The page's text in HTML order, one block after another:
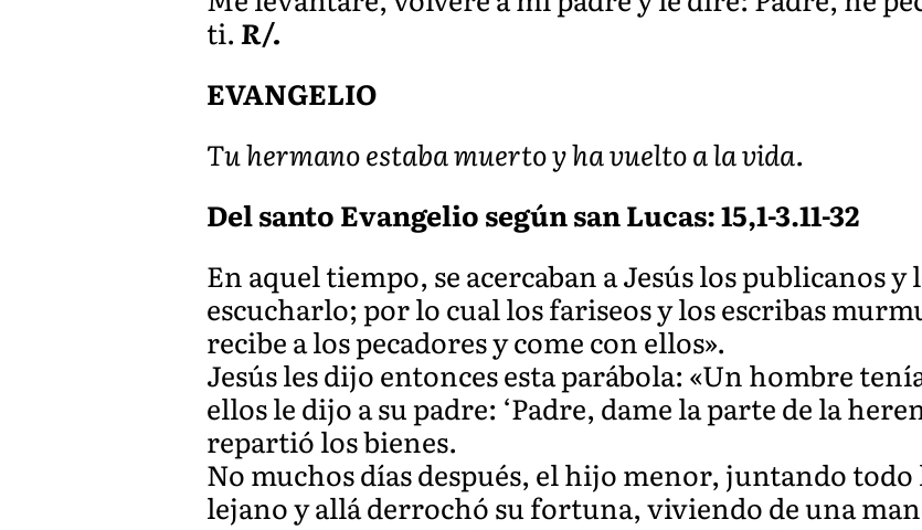
ti.R/.
EVANGELIO
Tu hermano estaba muerto y ha vuelto a la vida.
Del santo Evangelio según san Lucas: 15,1-3.11-32
En aquel tiempo, se acercaban a Jesús los publicanos y
escucharlo; por lo cual los fariseos y los escribas
recibe a los pecadores y come con ellos».
Jesús les dijo entonces esta parábola: «Un hombre
ellos le dijo a su padre: ‘Padre, dame la parte de la
repartió los bienes.
No muchos días después, el hijo menor, juntando todo
lejano y allá derrochó su fortuna, viviendo de una